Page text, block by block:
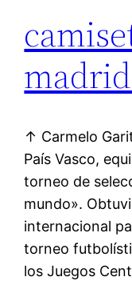
↑ Carmelo
País Vasco,
torneo de
mundo».
internacional
torneo
los Juegos